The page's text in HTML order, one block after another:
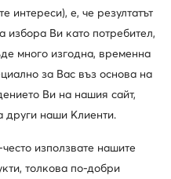
интереси), е, че резултатът
Ви като потребител,
много изгодна, временна
за Вас въз основа на
Ви на нашия сайт,
други наши Клиенти.
използвате нашите
толкова по-добри